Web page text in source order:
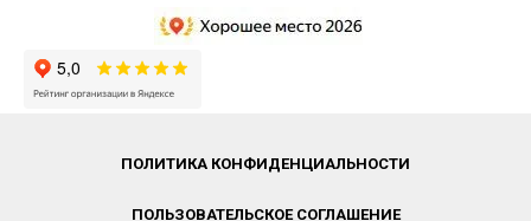
ПОЛИТИКА КОНФИДЕНЦИАЛЬНОСТИ
ПОЛЬЗОВАТЕЛЬСКОЕ СОГЛАШЕНИЕ